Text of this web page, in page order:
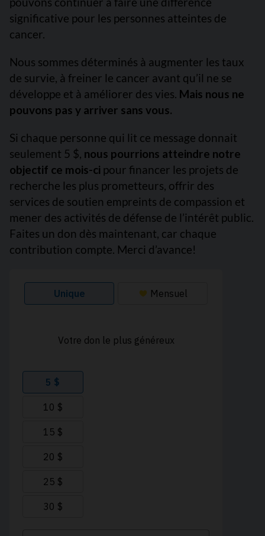
significative pour les personnes atteintes de
cancer.
Nous sommes déterminés à augmenter les taux
de survie, à freiner le cancer avant qu’il ne se
développe et à améliorer des vies. Mais nous ne
pouvons pas y arriver sans vous.
Si chaque personne qui lit ce message donnait
seulement 5 $, nous pourrions atteindre notre
objectif ce mois-ci pour financer les projets de
recherche les plus prometteurs, offrir des
services de soutien empreints de compassion et
mener des activités de défense de l’intérêt public.
Faites un don dès maintenant, car chaque
contribution compte. Merci d’avance!